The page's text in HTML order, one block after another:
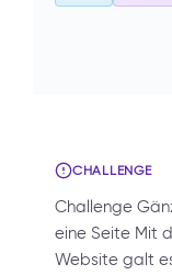
CHALLENGE
Challenge
eine Seite Mit
Website galt